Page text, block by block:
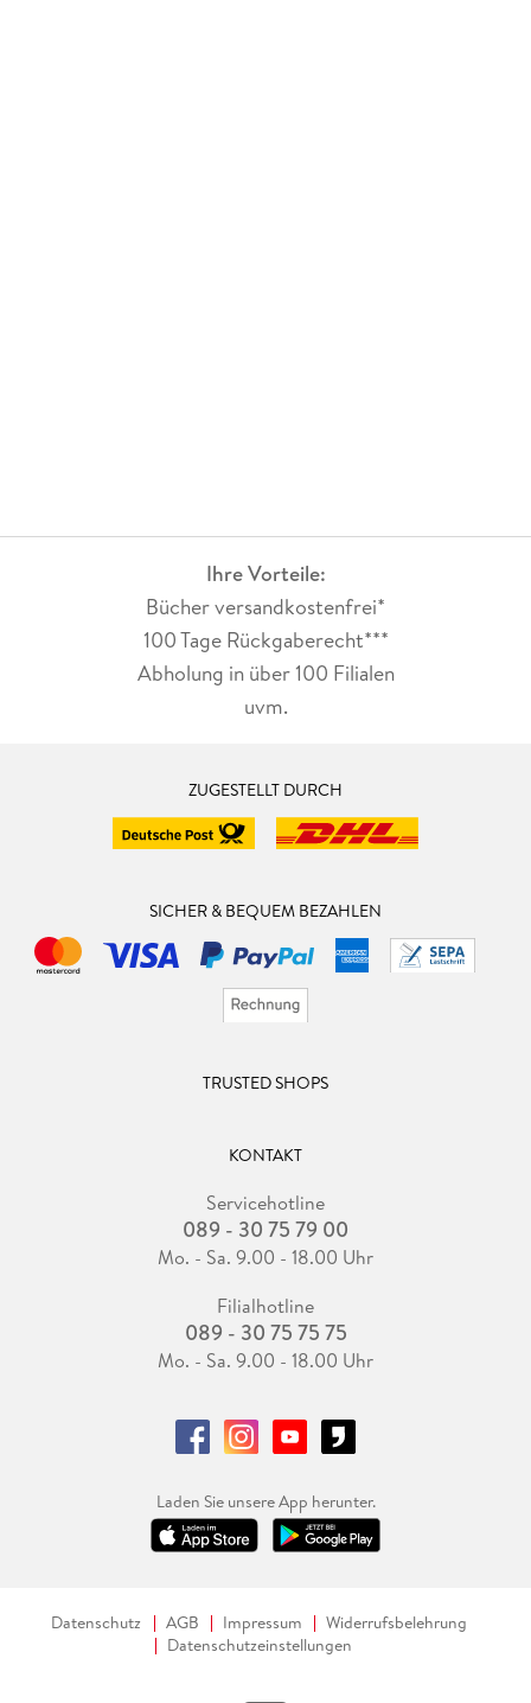
Ihre Vorteile:
Bücher versandkostenfrei*
100 Tage Rückgaberecht***
Abholung in über 100 Filialen
uvm.
ZUGESTELLT DURCH
SICHER & BEQUEM BEZAHLEN
TRUSTED SHOPS
KONTAKT
Servicehotline
089 - 30 75 79 00
Mo. - Sa. 9.00 - 18.00 Uhr
Filialhotline
089 - 30 75 75 75
Mo. - Sa. 9.00 - 18.00 Uhr
Laden Sie unsere App herunter.
Datenschutz AGB Impressum
Widerrufsbelehrung
Datenschutzeinstellungen